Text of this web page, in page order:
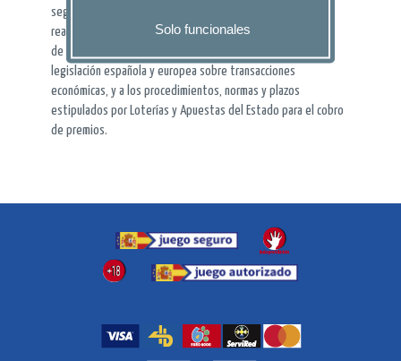
seguridad, el traspaso de efectivo a tu cuenta bancaria se
realiza conforme a los protocolos establecidos por el Banco
de España para transferencias electrónicas seguras, a la
legislación española y europea sobre transacciones
económicas, y a los procedimientos, normas y plazos
estipulados por Loterías y Apuestas del Estado para el cobro
de premios.
Solo funcionales